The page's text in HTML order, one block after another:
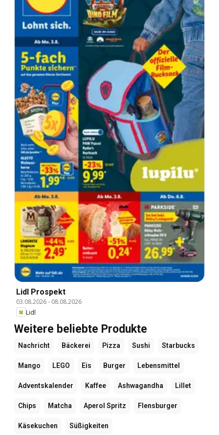
Lidl Prospekt
03.08.2026- 08.08.2026
Lidl
Weitere beliebte Produkte
Nachricht Bäckerei Pizza Sushi Starbucks
Mango LEGO Eis Burger Lebensmittel
Adventskalender Kaffee Ashwagandha Lillet
Chips Matcha Aperol Spritz Flensburger
Käsekuchen Süßigkeiten